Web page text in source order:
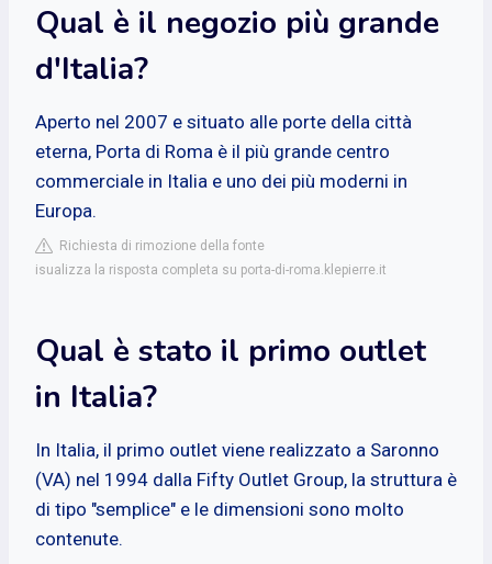
Qual è il negozio più grande
d'Italia?
Aperto nel 2007 e situato alle porte della città
eterna, Porta di Roma è il più grande centro
commerciale in Italia e uno dei più moderni in
Europa.
Richiesta di rimozione della fonte
isualizza la risposta completa su porta-di-roma.klepierre.it
Qual è stato il primo outlet
in Italia?
In Italia, il primo outlet viene realizzato a Saronno
(VA) nel 1994 dalla Fifty Outlet Group, la struttura è
di tipo "semplice" e le dimensioni sono molto
contenute.